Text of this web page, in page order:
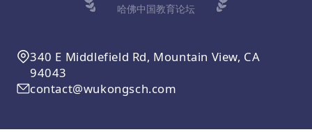
哈佛中国教育论坛
340 E Middlefield Rd, Mountain View, CA
94043
contact@wukongsch.com